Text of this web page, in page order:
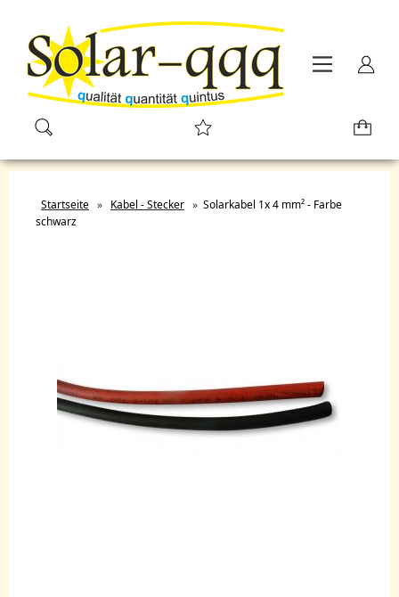
Startseite » Kabel - Stecker » Solarkabel 1x 4 mm² - Farbe
schwarz